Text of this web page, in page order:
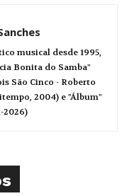
musical desde 1995,
Bonita do Samba"
São Cinco - Roberto
2004) e "Álbum"
2026)